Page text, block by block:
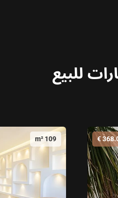
للبيع
109 m²